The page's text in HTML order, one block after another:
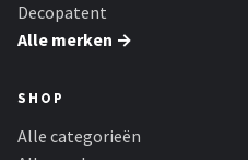
Decopatent
Alle merken →
SHOP
Alle categorieën